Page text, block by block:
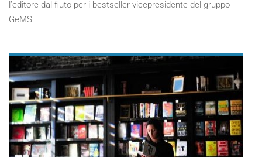
l’editore dal fiuto per i bestseller vicepresidente del gruppo
GeMS.